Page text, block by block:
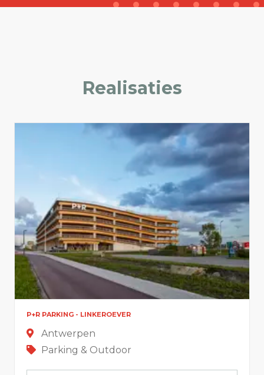
Realisaties
P+R PARKING - LINKEROEVER
Antwerpen
Parking & Outdoor